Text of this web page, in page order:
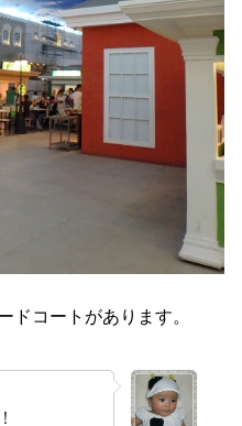
ドコートがあります。